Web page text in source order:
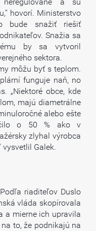
hovorí. Ministerstvo
bude snažiť riešiť
Snažia sa
by sa vytvoril
sektora.
môžu byť s teplom.
funguje naň, no
„Niektoré obce, kde
majú diametrálne
alebo ešte
o 50 % ako v
zlyhal výrobca
vysvetlil Galek.
riaditeľov Duslo
vláda skopírovala
a mierne ich upravila
to, že podnikajú na